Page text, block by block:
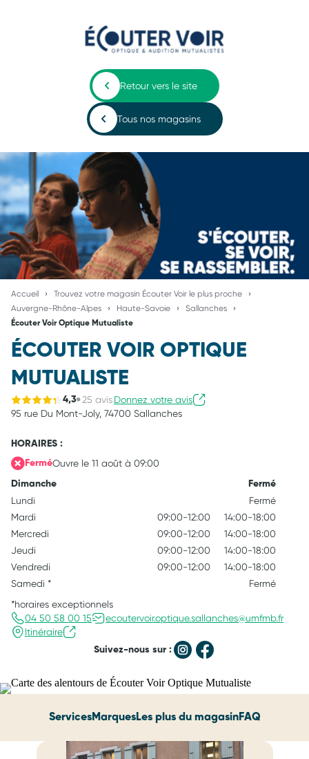
Retour vers le site
Tous nos magasins
Accueil
Trouvez votre magasin Écouter Voir le plus proche
Auvergne-Rhône-Alpes
Haute-Savoie Sallanches
Écouter Voir Optique Mutualiste
ÉCOUTER VOIR OPTIQUE
MUTUALISTE
4,3 25 avisDonnez votre avis
95 rue Du Mont-Joly, 74700 Sallanches
HORAIRES :
FerméOuvre le 11 août à 09:00
Dimanche Fermé
Lundi
Fermé
Mardi
09:00-12:00
14:00-18:00
Mercredi
09:00-12:00
14:00-18:00
Jeudi
09:00-12:00
14:00-18:00
Vendredi
09:00-12:00
14:00-18:00
Samedi *
Fermé
*horaires exceptionnels
04 50 58 00 15
ecoutervoir.optique.sallanches@umfmb.fr
Itinéraire
Suivez-nous sur :
ServicesMarquesLes plus du magasinFAQ